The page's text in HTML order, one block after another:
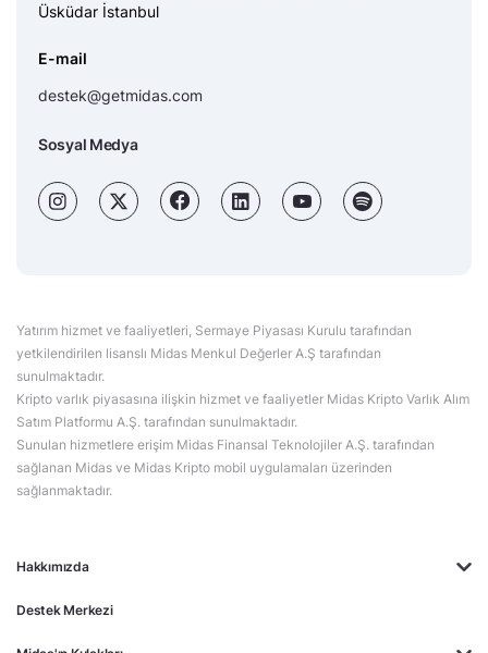
Hakkımızda
Destek Merkezi
Üsküdar İstanbul
E-mail
destek@getmidas.com
Sosyal Medya
Yatırım hizmet ve faaliyetleri, Sermaye Piyasası Kurulu tarafından
yetkilendirilen lisanslı Midas Menkul Değerler A.Ş tarafından
sunulmaktadır.
Kripto varlık piyasasına ilişkin hizmet ve faaliyetler Midas Kripto Varlık Alım
Satım Platformu A.Ş. tarafından sunulmaktadır.
Sunulan hizmetlere erişim Midas Finansal Teknolojiler A.Ş. tarafından
sağlanan Midas ve Midas Kripto mobil uygulamaları üzerinden
sağlanmaktadır.